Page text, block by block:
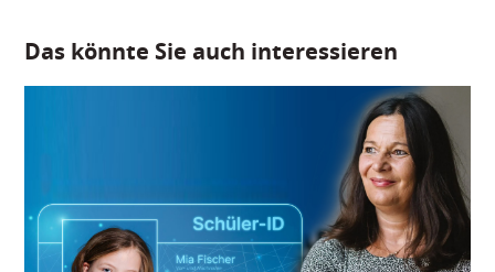
Das könnte Sie auch interessieren